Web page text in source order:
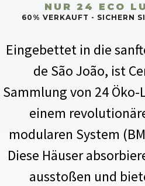
NUR 24 ECO
60% VERKAUFT - SICHERN
Eingebettet in die
de São João, ist
Sammlung von 24
einem
modularen System
Diese Häuser
ausstoßen und